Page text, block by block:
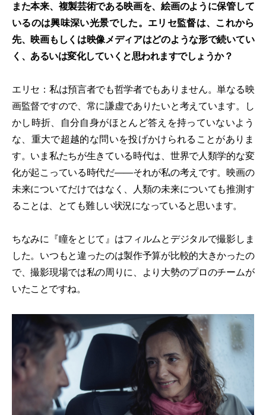
また本来、複製芸術である映画を、絵画のように保管して
いるのは興味深い光景でした。エリセ監督は、これから
先、映画もしくは映像メディアはどのような形で続いてい
く、あるいは変化していくと思われますでしょうか？
エリセ：私は預言者でも哲学者でもありません。単なる映
画監督ですので、常に謙虚でありたいと考えています。し
かし時折、自分自身がほとんど答えを持っていないよう
な、重大で超越的な問いを投げかけられることがありま
す。いま私たちが生きている時代は、世界で人類学的な変
化が起こっている時代だ――それが私の考えです。映画の
未来についてだけではなく、人類の未来についても推測す
ることは、とても難しい状況になっていると思います。
ちなみに『瞳をとじて』はフィルムとデジタルで撮影しま
した。いつもと違ったのは製作予算が比較的大きかったの
で、撮影現場では私の周りに、より大勢のプロのチームが
いたことですね。